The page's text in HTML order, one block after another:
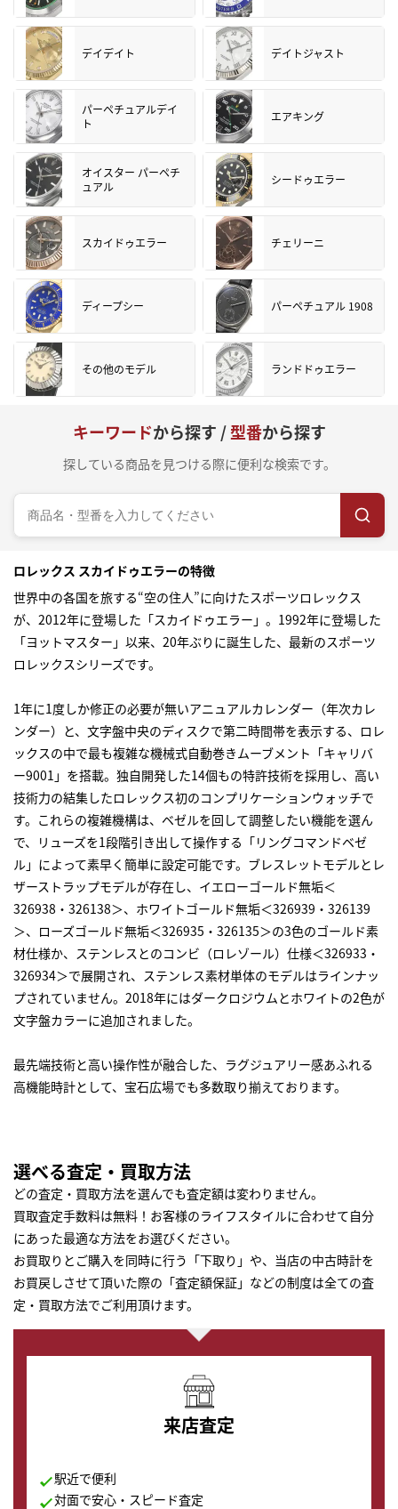
デイデイト デイトジャスト
パーペチュアルデイ
ト
エアキング
オイスター パーペチ
ュアル
シードゥエラー
スカイドゥエラー チェリーニ
ディープシー パーペチュアル 1908
その他のモデル ランドドゥエラー
キーワードから探す /型番から探す
探している商品を見つける際に便利な検索です。
ロレックス スカイドゥエラーの特徴
世界中の各国を旅する“空の住人”に向けたスポーツロレックス
が、2012年に登場した「スカイドゥエラー」。1992年に登場した
「ヨットマスター」以来、20年ぶりに誕生した、最新のスポーツ
ロレックスシリーズです。
1年に1度しか修正の必要が無いアニュアルカレンダー（年次カレ
ンダー）と、文字盤中央のディスクで第二時間帯を表示する、 ロレ
ックスの中で最も複雑な機械式自動巻きムーブメント「キャリバ
ー9001」を搭載。独自開発した14個もの特許技術を採用し、高い
技術力の結集したロレックス初のコンプリケーションウォッチで
す。これらの複雑機構は、ベゼルを回して調整したい機能を選ん
で、リューズを1段階引き出して操作する「リングコマンドベゼ
ル」によって素早く簡単に設定可能です。ブレスレットモデルとレ
ザーストラップモデルが存在し、イエローゴールド無垢＜
326938・326138＞、ホワイトゴールド無垢＜326939・326139
＞、ローズゴールド無垢＜326935・326135＞の3色のゴールド素
材仕様か、ステンレスとのコンビ（ロレゾール）仕様＜326933・
326934＞で展開され、ステンレス素材単体のモデルはラインナッ
プされていません。2018年にはダークロジウムとホワイトの2色が
文字盤カラーに追加されました。
最先端技術と高い操作性が融合した、ラグジュアリー感あふれる
高機能時計として、宝石広場でも多数取り揃えております。
選べる査定・買取方法
どの査定・買取方法を選んでも査定額は変わりません。
買取査定手数料は無料！お客様のライフスタイルに合わせて自分
にあった最適な方法をお選びください。
お買取りとご購入を同時に行う「下取り」や、当店の中古時計を
お買戻しさせて頂いた際の「査定額保証」などの制度は全ての査
定・買取方法でご利用頂けます。
来店査定
駅近で便利
対面で安心・スピード査定